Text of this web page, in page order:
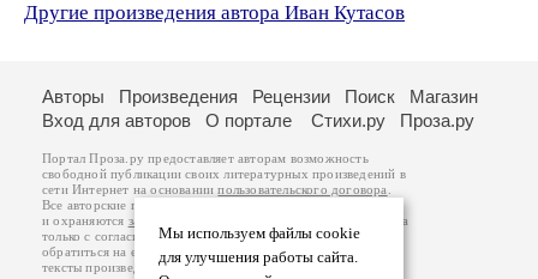
Другие произведения автора Иван Кутасов
Мы используем файлы cookie
для улучшения работы сайта.
Авторы Произведения Рецензии Поиск
Магазин
Вход для авторов
О портале Стихи.ру Проза.ру
Портал Проза.ру предоставляет авторам возможность
свободной публикации своих литературных произведений в
сети Интернет на основаниипользовательского договора
Все авторские права на произведения принадлежат авторам
и охраняются законом
. Перепечатка произведений возможна
только с согласия его автора, к которому вы можете
обратиться на его авторской странице. Ответственность за
тексты произведений авторы несут самостоятельно на